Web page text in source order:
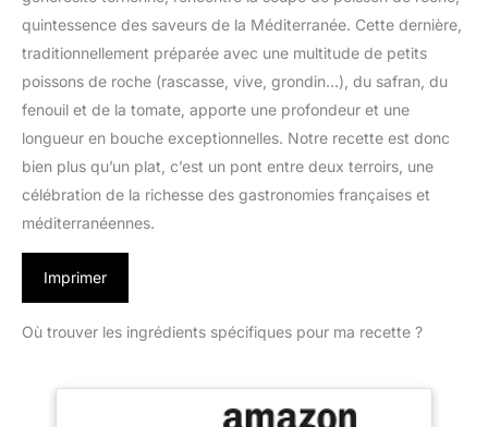
quintessence des saveurs de la Méditerranée. Cette dernière,
traditionnellement préparée avec une multitude de petits
poissons de roche (rascasse, vive, grondin…), du safran, du
fenouil et de la tomate, apporte une profondeur et une
longueur en bouche exceptionnelles. Notre recette est donc
bien plus qu’un plat, c’est un pont entre deux terroirs, une
célébration de la richesse des gastronomies françaises et
méditerranéennes.
Imprimer
Où trouver les ingrédients spécifiques pour ma recette ?